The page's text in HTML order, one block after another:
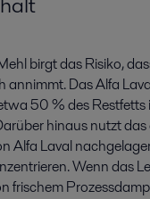
birgt das Risiko,
annimmt. Das Alfa
50 % des
hinaus nutzt
Alfa Laval
Wenn das
frischem